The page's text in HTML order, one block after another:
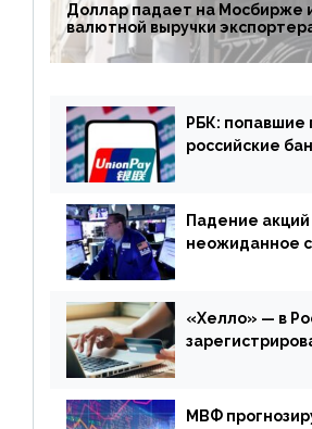
Доллар падает на Мосбирже
валютной выручки
РБК: попавшие
российские
Падение
неожиданное
апреля
«Хелло» — в
МВФ